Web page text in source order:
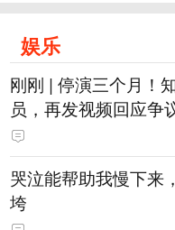
娱乐
刚刚 | 停演三个月！
员，再发视频回应争
哭泣能帮助我慢下来
垮